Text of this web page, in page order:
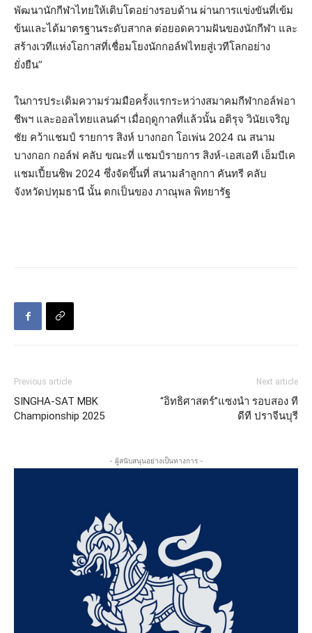
พัฒนานักกีฬาไทยให้เติบโตอย่างรอบด้าน ผ่านการแข่งขันที่เข้ม
ข้นและได้มาตรฐานระดับสากล ต่อยอดความฝันของนักกีฬา และ
สร้างเวทีแห่งโอกาสที่เชื่อมโยงนักกอล์ฟไทยสู่เวทีโลกอย่าง
ยั่งยืน”
ในการประเดิมความร่วมมือครั้งแรกระหว่างสมาคมกีฬากอล์ฟอา
ชีพฯ และออลไทยแลนด์ฯ เมื่อฤดูกาลที่แล้วนั้น อติรุจ วินัยเจริญ
ชัย คว้าแชมป์ รายการ สิงห์ บางกอก โอเพ่น 2024 ณ สนาม
บางกอก กอล์ฟ คลับ ขณะที่ แชมป์รายการ สิงห์-เอสเอที เอ็มบีเค
แชมเปี้ยนชิพ 2024 ซึ่งจัดขึ้นที่ สนามลำลูกกา คันทรี คลับ
จังหวัดปทุมธานี นั้น ตกเป็นของ ภาณุพล พิทยารัฐ
Previous article
SINGHA-SAT MBK
Championship 2025
Next article
“อิทธิศาสตร์”แซงนำ รอบสอง ที
ดีที ปราจีนบุรี
- ผู้สนับสนุนอย่างเป็นทางการ -